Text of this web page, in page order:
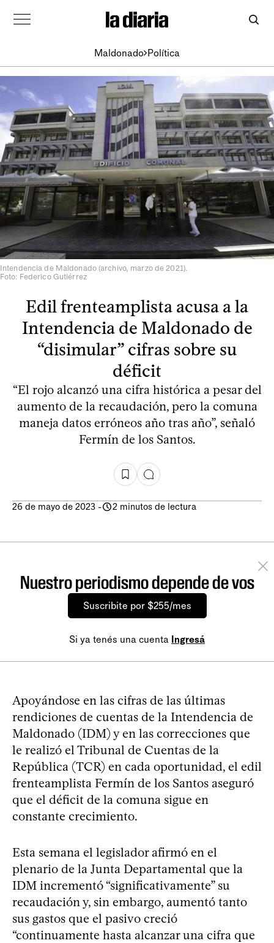
Maldonado Política
Intendencia de Maldonado (archivo, marzo de 2021).
Foto: Federico Gutiérrez
Edil frenteamplista acusa a la
Intendencia de Maldonado de
“disimular” cifras sobre su
déficit
“El rojo alcanzó una cifra histórica a pesar del
aumento de la recaudación, pero la comuna
maneja datos erróneos año tras año”, señaló
Fermín de los Santos.
26 de mayo de 2023 - 2 minutos de lectura
Nuestro periodismo depende de vos
Suscribite por $255/mes
Si ya tenés una cuenta Ingresá
Apoyándose en las cifras de las últimas
rendiciones de cuentas de la Intendencia de
Maldonado (IDM) y en las correcciones que
le realizó el Tribunal de Cuentas de la
República (TCR) en cada oportunidad, el edil
frenteamplista Fermín de los Santos aseguró
que el déficit de la comuna sigue en
constante crecimiento.
Esta semana el legislador afirmó en el
plenario de la Junta Departamental que la
IDM incrementó “significativamente” su
recaudación y, sin embargo, aumentó tanto
sus gastos que el pasivo creció
“continuamente hasta alcanzar una cifra que